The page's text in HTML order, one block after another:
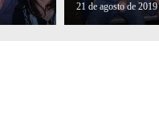
21 de agosto de 2019